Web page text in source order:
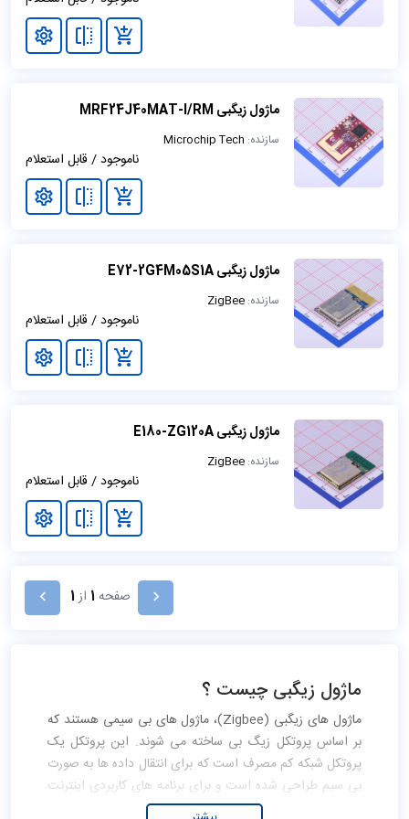
ماژول زیگبی MRF24J40MAT-I/RM
سازنده: Microchip Tech
ناموجود / قابل استعلام
ماژول زیگبی E72-2G4M05S1A
سازنده: ZigBee
ناموجود / قابل استعلام
ماژول زیگبی E180-ZG120A
سازنده: ZigBee
ناموجود / قابل استعلام
صفحه 1 از1
ماژول زیگبی چیست ؟
ماژول های زیگبی (Zigbee)، ماژول های بی سیمی هستند که
بر اساس پروتکل زیگ بی ساخته می شوند. این پروتکل یک
پروتکل شبکه کم مصرف است که برای انتقال داده ها به صورت
بی سیم طراحی شده است و برای برنامه های کاربردی اینترنت
اشیا (IoT) با نرخ داده پایین توسعه یافته است. بسیاری از